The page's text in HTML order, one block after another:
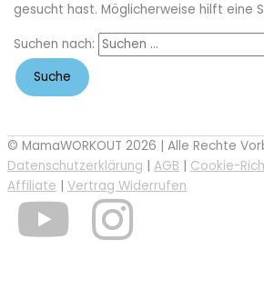
gesucht hast. Möglicherweise hilft eine
Suchen nach:
© MamaWORKOUT 2026 | Alle Rechte
Datenschutzerklärung | AGB | Cookie-
Affiliate | Vertrag Widerrufen